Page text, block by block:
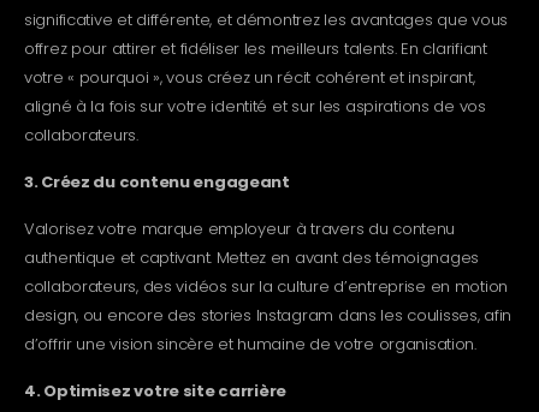
significative et différente, et démontrez les avantages que vous
offrez pour attirer et fidéliser les meilleurs talents. En clarifiant
votre « pourquoi », vous créez un récit cohérent et inspirant,
aligné à la fois sur votre identité et sur les aspirations de vos
collaborateurs.
3. Créez du contenu engageant
Valorisez votre marque employeur à travers du contenu
authentique et captivant. Mettez en avant des témoignages
collaborateurs, des vidéos sur la culture d’entreprise en motion
design, ou encore des stories Instagram dans les coulisses, afin
d’offrir une vision sincère et humaine de votre organisation.
4. Optimisez votre site carrière